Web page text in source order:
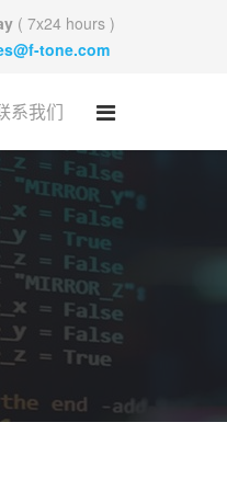
( 7x24 hours )
tone.com
系我们